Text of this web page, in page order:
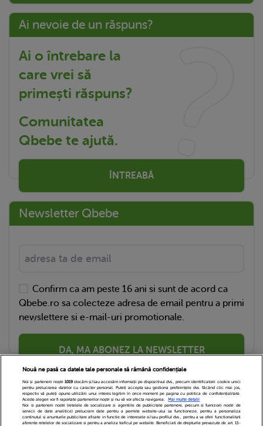
Ai nevoie de un răspuns?
Ai o întrebare la
care vrei să
primești răspuns?
Comunitatea
Qbebe te ajută.
ÎNTREABĂ
Newsletter Qbebe
Confirm ca am peste 16 ani si sunt de acord ca
Qbebe.ro sa colecteze adresa de email pentru a primi
newslettere si e-mail-uri promotionale.
DA, MA ABONEZ LA NEWSLETTER
Nouă ne pasă ca datele tale personale să rămână confidențiale
Noi și partenerii noștri 1019stocăm și/sau accesăm informații pe dispozitivul dvs., precum identificatorii cookie unici
pentru prelucrarea datelor cu caracter personal. Puteți accepta sau gestiona preferințele dvs. făcând clic mai jos,
respectiv vă puteți opune utilizării unui interes legitim în orice moment pe pagina cu politica de confidențialitate.
Aceste alegeri vor fi raportate partenerilor noștri și nu vă vor afecta navigarea.
Mai multe detalii
Noi si partenerii nostri (retelele de socializare si agentiile de publicitate partenere, precum si furnizorii nostri de
servicii de date analitice) prelucram date pentru a permite website-ului sa functioneze, pentru a personaliza
continutul si anunturile publicitare afisate in functie de interesele si/sau profilul dvs., pentru a va oferi functionalitati
aferente retelelor de socializare si pentru a analiza traficul pe website. Beneficiati de drepturile prevazute de art. 15-